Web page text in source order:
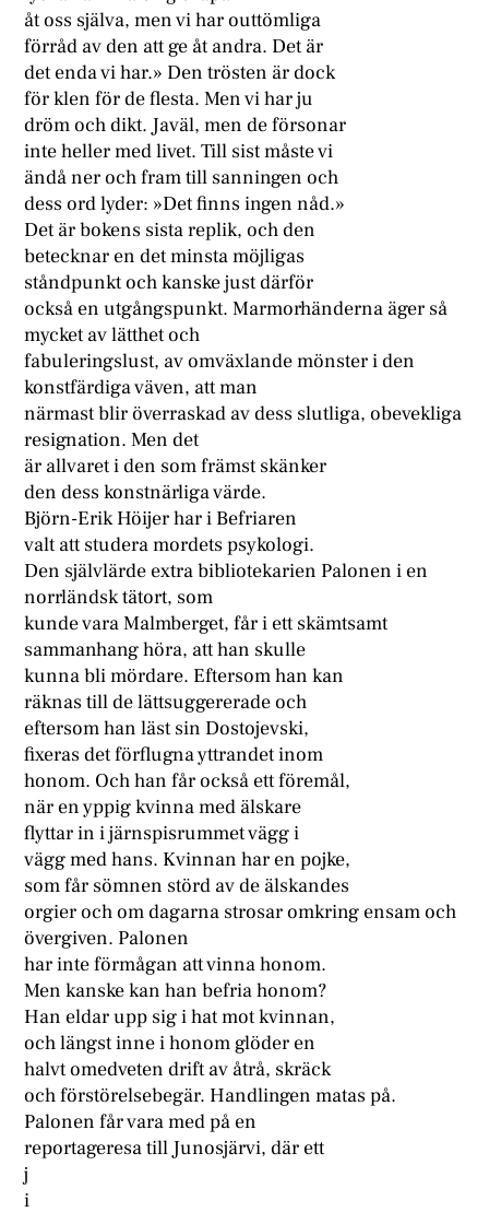
åt oss själva, men vi har outtömliga
förråd av den att ge åt andra. Det är
det enda vi har.» Den trösten är dock
för klen för de flesta. Men vi har ju
dröm och dikt. Javäl, men de försonar
inte heller med livet. Till sist måste vi
ändå ner och fram till sanningen och
dess ord lyder: »Det finns ingen nåd.»
Det är bokens sista replik, och den
betecknar en det minsta möjligas
ståndpunkt och kanske just därför
också en utgångspunkt. Marmorhänderna äger så
mycket av lätthet och
fabuleringslust, av omväxlande mönster i den
konstfärdiga väven, att man
närmast blir överraskad av dess slutliga, obevekliga
resignation. Men det
är allvaret i den som främst skänker
den dess konstnärliga värde.
Björn-Erik Höijer har i Befriaren
valt att studera mordets psykologi.
Den självlärde extra bibliotekarien Palonen i en
norrländsk tätort, som
kunde vara Malmberget, får i ett skämtsamt
sammanhang höra, att han skulle
kunna bli mördare. Eftersom han kan
räknas till de lättsuggererade och
eftersom han läst sin Dostojevski,
fixeras det förflugna yttrandet inom
honom. Och han får också ett föremål,
när en yppig kvinna med älskare
flyttar in i järnspisrummet vägg i
vägg med hans. Kvinnan har en pojke,
som får sömnen störd av de älskandes
orgier och om dagarna strosar omkring ensam och
övergiven. Palonen
har inte förmågan att vinna honom.
Men kanske kan han befria honom?
Han eldar upp sig i hat mot kvinnan,
och längst inne i honom glöder en
halvt omedveten drift av åtrå, skräck
och förstörelsebegär. Handlingen matas på.
Palonen får vara med på en
reportageresa till Junosjärvi, där ett
j
i